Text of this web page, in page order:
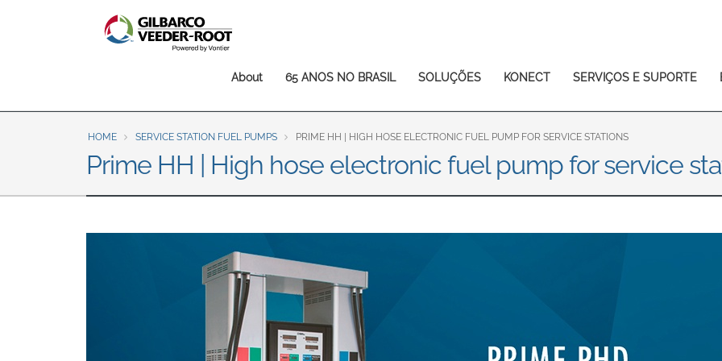
North America
United States Canada
Español English
Brazil
Português English
Français
Italiano
Middle East and Africa
India
Asia Pacific
Main
navigation
About 65 ANOS NO BRASIL SOLUÇÕES KONECT SERVIÇOS E SUPORTE
HOME SERVICE STATION FUEL PUMPS PRIME HH | HIGH HOSE ELECTRONIC FUEL PUMP FOR SERVICE STATIONS
Prime HH | High hose electronic fuel pump for service